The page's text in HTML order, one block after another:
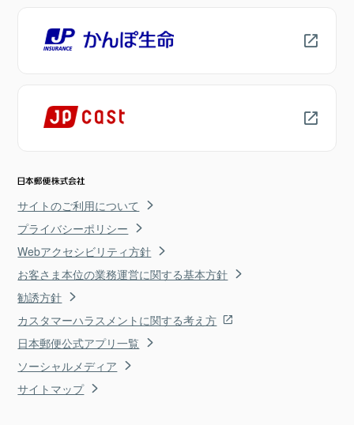
サイトのご利用について
プライバシーポリシー
Webアクセシビリティ方針
お客さま本位の業務運営に関する基本方針
勧誘方針
カスタマーハラスメントに関する考え方
日本郵便公式アプリ一覧
ソーシャルメディア
サイトマップ